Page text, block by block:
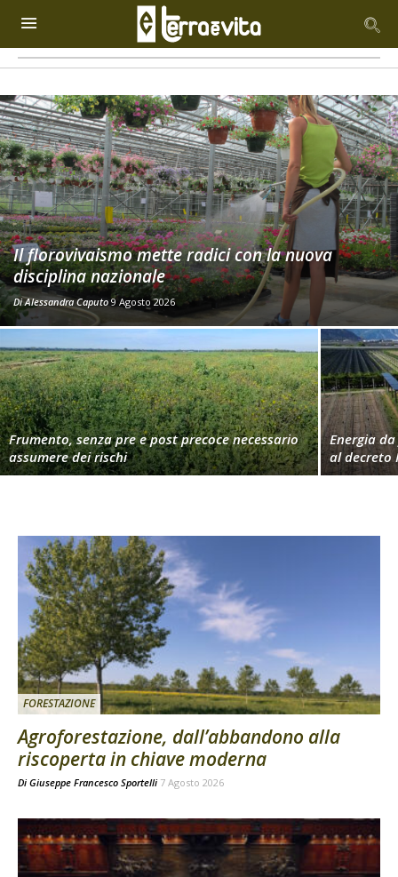
Il florovivaismo mette radici con la nuova
disciplina nazionale
DiAlessandra Caputo 9 Agosto 2026
Frumento, senza pre e post precoce necessario
assumere dei rischi
Energia
al decreto
FORESTAZIONE
Agroforestazione, dall’abbandono alla
riscoperta in chiave moderna
Di Giuseppe Francesco Sportelli 7 Agosto 2026